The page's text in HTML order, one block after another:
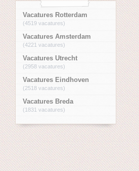
Vacatures Rotterdam
(4519 vacatures)
Vacatures Amsterdam
(4221 vacatures)
Vacatures Utrecht
(2958 vacatures)
Vacatures Eindhoven
(2518 vacatures)
Vacatures Breda
(1831 vacatures)